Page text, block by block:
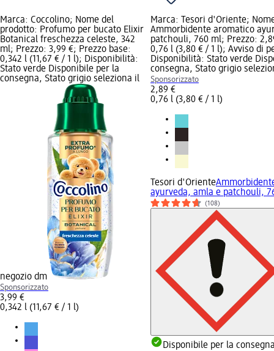
Marca: Coccolino; Nome del
prodotto: Profumo per bucato Elixir
Botanical freschezza celeste, 342
ml; Prezzo: 3,99 €; Prezzo base:
0,342 l (11,67 € / 1 l); Disponibilità:
Stato verde Disponibile per la
consegna, Stato grigio seleziona il
negozio dm
Sponsorizzato
3,99 €
0,342 l (11,67 € / 1 l)
Marca: Tesori d'Oriente;
Ammorbidente aromatico
patchouli, 760 ml; Prezzo:
0,76 l (3,80 € / 1 l); Avviso di
Disponibilità: Stato verde
consegna, Stato grigio
Sponsorizzato
2,89 €
0,76 l (3,80 € / 1 l)
Tesori d'Oriente
ayurveda, amla e patchouli,
(108)
Disponibile per la